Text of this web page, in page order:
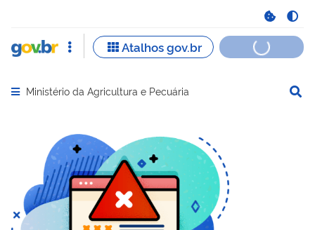
Abrir menu principal de navegação
Ministério da Agricultura e Pecuária